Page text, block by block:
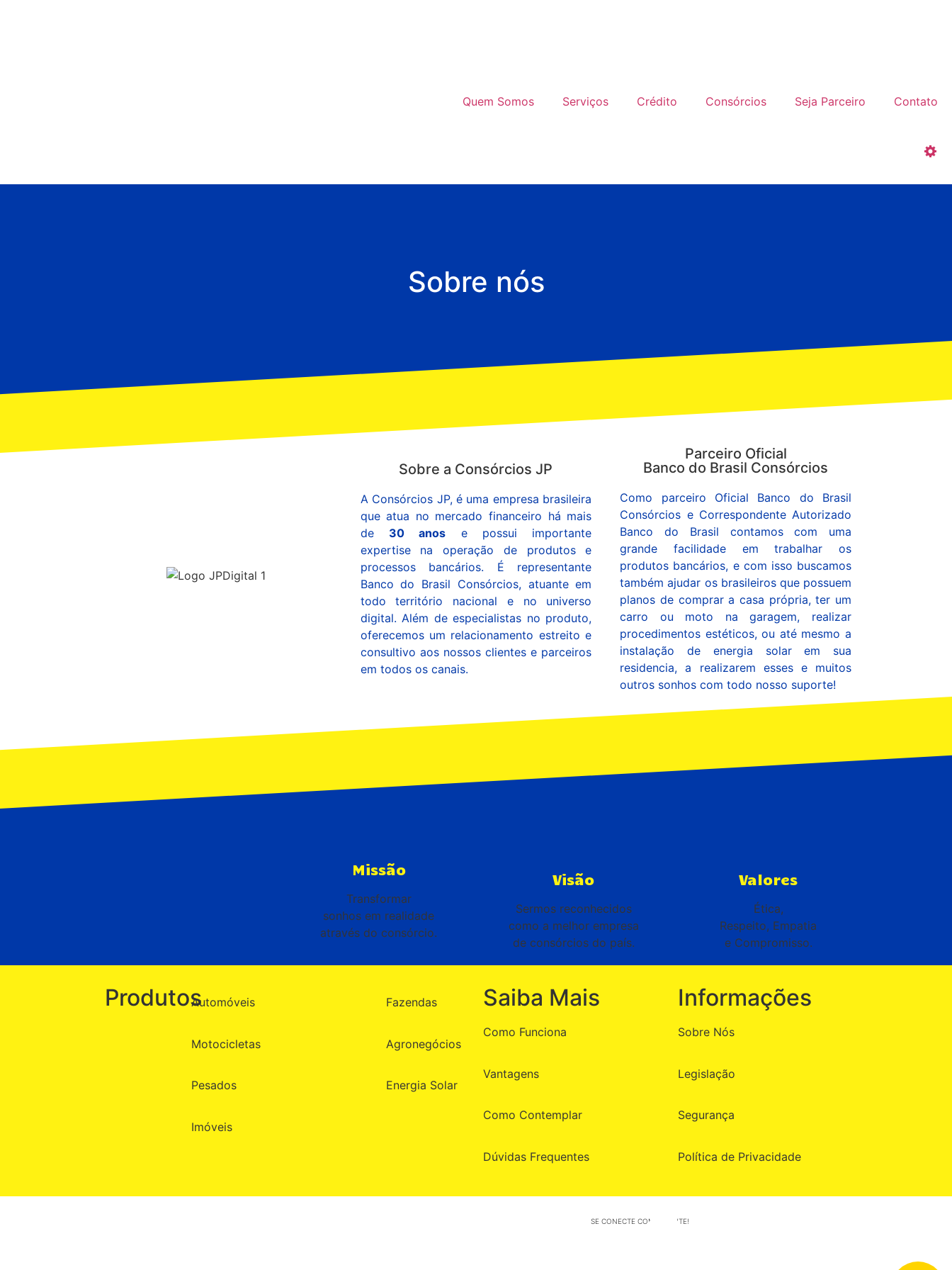
Quem Somos Serviços Crédito Consórcios Seja Parceiro Contato
Sobre nós
Sobre a Consórcios JP
A Consórcios JP, é uma empresa brasileira
que atua no mercado financeiro há mais
de 30 anos e possui importante
expertise
na operação de produtos e
processos bancários. É representante
Banco do Brasil Consórcios, atuante em
todo território nacional e no universo
digital. Além de especialistas no produto,
oferecemos um relacionamento estreito e
consultivo aos nossos clientes e parceiros
em todos os canais.
Parceiro Oficial
Banco do Brasil Consórcios
Como parceiro Oficial Banco do Brasil
Consórcios e Correspondente Autorizado
Banco do Brasil contamos com uma
grande facilidade em trabalhar os
produtos bancários, e com isso buscamos
também ajudar os brasileiros que possuem
planos de comprar a casa própria, ter um
carro ou moto na garagem, realizar
procedimentos estéticos, ou até mesmo a
instalação de energia solar em sua
residencia, a realizarem esses e muitos
outros sonhos com todo nosso suporte!
Missão
Transformar
sonhos em realidade
através do consórcio.
Visão
Sermos reconhecidos
como a melhor empresa
de consórcios do país.
Valores
Ética,
Respeito, Empatia
e Compromisso.
ProdutosAutomóveis
Motocicletas
Pesados
Imóveis
Fazendas
Agronegócios
Energia Solar
Saiba Mais
Como Funciona
Vantagens
Como Contemplar
Dúvidas Frequentes
Informações
Sobre Nós
Legislação
Segurança
Política de Privacidade
SE CONECTE COM A GENTE!